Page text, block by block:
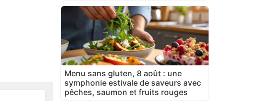
Menu sans gluten, 8 août : une
symphonie estivale de saveurs avec
pêches, saumon et fruits rouges